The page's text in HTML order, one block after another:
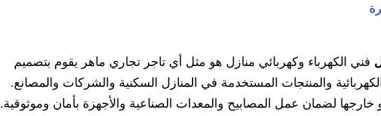
فني الكهرباء وكهربائي منازل هو مثل أي تاجر تجاري ماهر يقوم بتصميم
والمنتجات المستخدمة في المنازل السكنية والشركات والمصانع.
خارجها لضمان عمل المصابيح والمعدات الصناعية والأجهزة بأمان وموثوقية.